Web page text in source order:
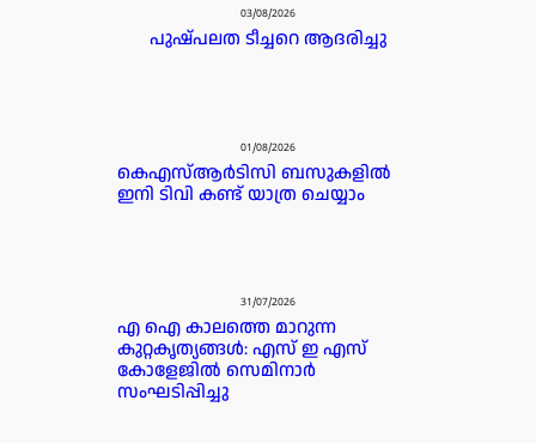
03/08/2026
പുഷ്പലത ടീച്ചറെ ആദരിച്ചു
01/08/2026
കെഎസ്ആർടിസി ബസുകളിൽ
ഇനി ടിവി കണ്ട് യാത്ര ചെയ്യാം
31/07/2026
എ ഐ കാലത്തെ മാറുന്ന
കുറ്റകൃത്യങ്ങൾ: എസ് ഇ എസ്
കോളേജിൽ സെമിനാർ
സംഘടിപ്പിച്ചു